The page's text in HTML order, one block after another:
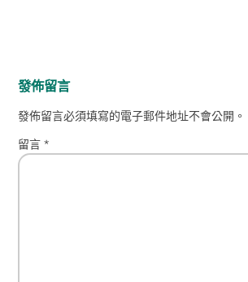
發佈留言
發佈留言必須填寫的電子郵件地址不會公開。
留言*